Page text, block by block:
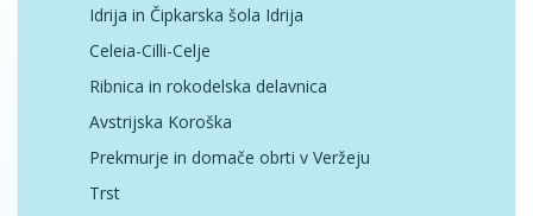
Idrija in Čipkarska šola Idrija
Celeia-Cilli-Celje
Ribnica in rokodelska delavnica
Avstrijska Koroška
Prekmurje in domače obrti v Veržeju
Trst